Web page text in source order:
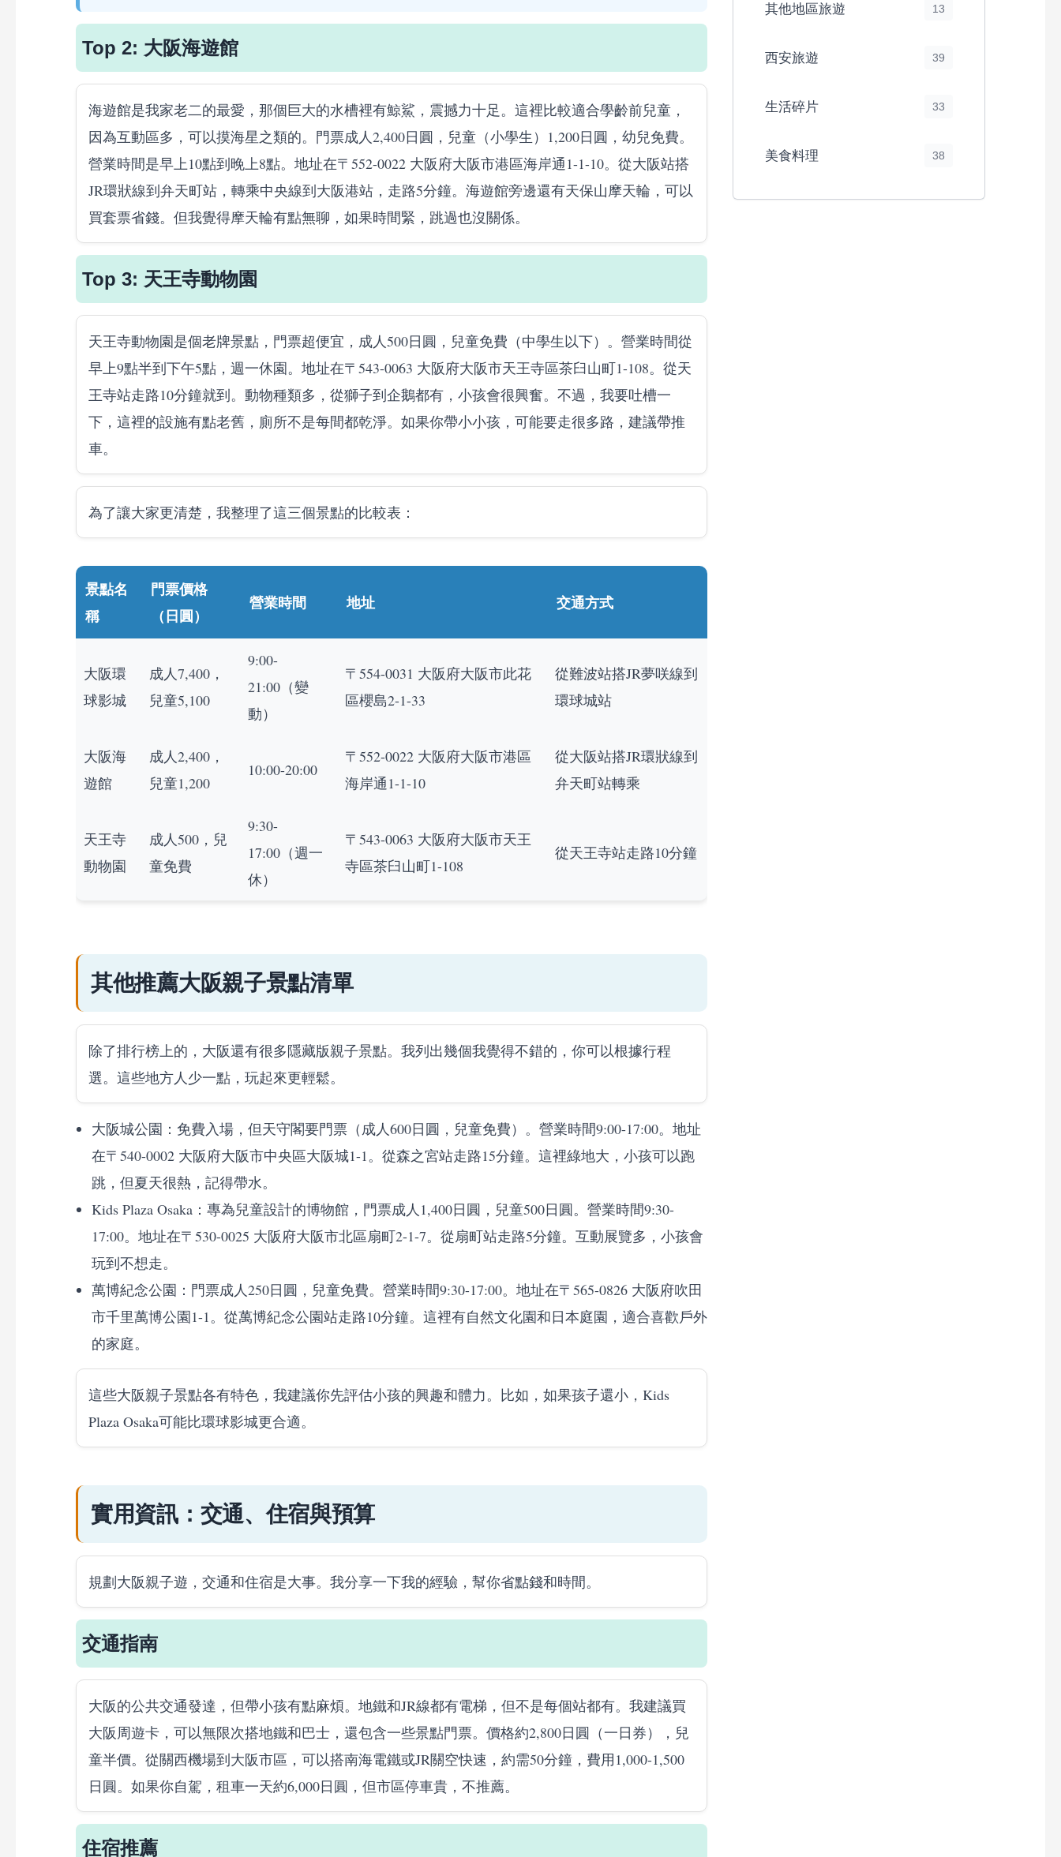
Top 2: 大阪海遊館
海遊館是我家老二的最愛，那個巨大的水槽裡有鯨鯊，震撼力十足。這裡比較適合學齡前兒童，
因為互動區多，可以摸海星之類的。門票成人2,400日圓，兒童（小學生）1,200日圓，幼兒免費。
營業時間是早上10點到晚上8點。地址在〒552-0022 大阪府大阪市港區海岸通1-1-10。從大阪站搭
JR環狀線到弁天町站，轉乘中央線到大阪港站，走路5分鐘。海遊館旁邊還有天保山摩天輪，可以
買套票省錢。但我覺得摩天輪有點無聊，如果時間緊，跳過也沒關係。
Top 3: 天王寺動物園
天王寺動物園是個老牌景點，門票超便宜，成人500日圓，兒童免費（中學生以下）。營業時間從
早上9點半到下午5點，週一休園。地址在〒543-0063 大阪府大阪市天王寺區茶臼山町1-108。從天
王寺站走路10分鐘就到。動物種類多，從獅子到企鵝都有，小孩會很興奮。不過，我要吐槽一
下，這裡的設施有點老舊，廁所不是每間都乾淨。如果你帶小小孩，可能要走很多路，建議帶推
車。
為了讓大家更清楚，我整理了這三個景點的比較表：
景點名
稱
門票價格
（日圓）
營業時間 地址 交通方式
大阪環
球影城
成人7,400，
兒童5,100
9:00-
21:00（變
動）
〒554-0031 大阪府大阪市此花
區櫻島2-1-33
從難波站搭JR夢咲線到
環球城站
大阪海
遊館
成人2,400，
兒童1,200
10:00-20:00
〒552-0022 大阪府大阪市港區
海岸通1-1-10
從大阪站搭JR環狀線到
弁天町站轉乘
天王寺
動物園
成人500，兒
童免費
9:30-
17:00（週一
休）
〒543-0063 大阪府大阪市天王
寺區茶臼山町1-108
從天王寺站走路10分鐘
其他推薦大阪親子景點清單
除了排行榜上的，大阪還有很多隱藏版親子景點。我列出幾個我覺得不錯的，你可以根據行程
選。這些地方人少一點，玩起來更輕鬆。
大阪城公園：免費入場，但天守閣要門票（成人600日圓，兒童免費）。營業時間9:00-17:00。地址
在〒540-0002 大阪府大阪市中央區大阪城1-1。從森之宮站走路15分鐘。這裡綠地大，小孩可以跑
跳，但夏天很熱，記得帶水。
Kids Plaza Osaka：專為兒童設計的博物館，門票成人1,400日圓，兒童500日圓。營業時間9:30-
17:00。地址在〒530-0025 大阪府大阪市北區扇町2-1-7。從扇町站走路5分鐘。互動展覽多，小孩會
玩到不想走。
萬博紀念公園：門票成人250日圓，兒童免費。營業時間9:30-17:00。地址在〒565-0826 大阪府吹田
市千里萬博公園1-1。從萬博紀念公園站走路10分鐘。這裡有自然文化園和日本庭園，適合喜歡戶外
的家庭。
這些大阪親子景點各有特色，我建議你先評估小孩的興趣和體力。比如，如果孩子還小，Kids
Plaza Osaka可能比環球影城更合適。
實用資訊：交通、住宿與預算
規劃大阪親子遊，交通和住宿是大事。我分享一下我的經驗，幫你省點錢和時間。
交通指南
大阪的公共交通發達，但帶小孩有點麻煩。地鐵和JR線都有電梯，但不是每個站都有。我建議買
大阪周遊卡，可以無限次搭地鐵和巴士，還包含一些景點門票。價格約2,800日圓（一日券），兒
童半價。從關西機場到大阪市區，可以搭南海電鐵或JR關空快速，約需50分鐘，費用1,000-1,500
日圓。如果你自駕，租車一天約6,000日圓，但市區停車貴，不推薦。
住宿推薦
其他地區旅遊 13
西安旅遊 39
生活碎片 33
美食料理 38